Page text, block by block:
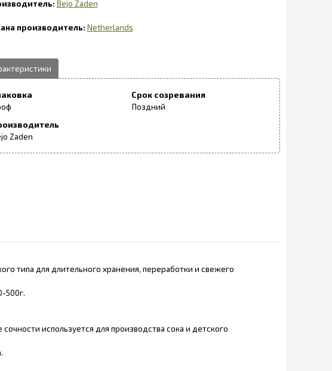
Bejo Zaden
Netherlands
Срок созревания
Поздний
Zaden
типа для длительного хранения, переработки и свежего
500г.
используется для производства сока и детского